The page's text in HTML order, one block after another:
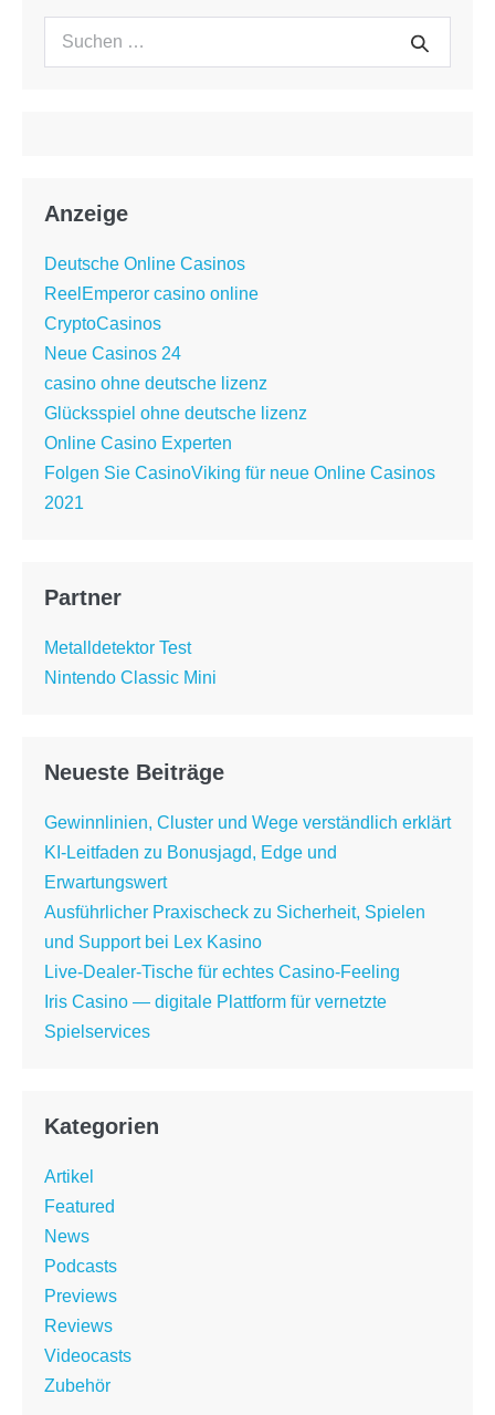
Suchen
Suche
Anzeige
Deutsche Online Casinos
ReelEmperor casino online
CryptoCasinos
Neue Casinos 24
casino ohne deutsche lizenz
Glücksspiel ohne deutsche lizenz
Online Casino Experten
Folgen Sie CasinoViking für neue Online Casinos
2021
Partner
Metalldetektor Test
Nintendo Classic Mini
Neueste Beiträge
Gewinnlinien, Cluster und Wege verständlich erklärt
KI-Leitfaden zu Bonusjagd, Edge und
Erwartungswert
Ausführlicher Praxischeck zu Sicherheit, Spielen
und Support bei Lex Kasino
Live-Dealer-Tische für echtes Casino-Feeling
Iris Casino — digitale Plattform für vernetzte
Spielservices
Kategorien
Artikel
Featured
News
Podcasts
Previews
Reviews
Videocasts
Zubehör